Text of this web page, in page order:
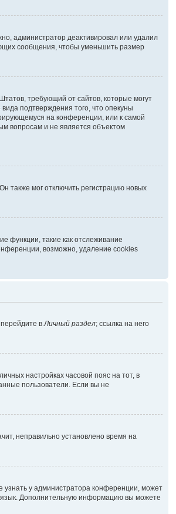
администратор деактивировал или удалил
сообщения, чтобы уменьшить размер
требующий от сайтов, которые могут
подтверждения того, что опекуны
на конференции, или к самой
вопросам и не является объектом
также мог отключить регистрацию новых
функции, такие как отслеживание
возможно, удаление cookies
перейдите вЛичный раздел; ссылка на него
настройках часовой пояс на тот, в
пользователи. Если вы не
неправильно установлено время на
у администратора конференции, может
язык. Дополнительную информацию вы можете